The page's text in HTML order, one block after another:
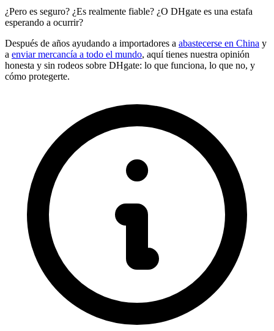
¿Pero es seguro? ¿Es realmente fiable? ¿O DHgate es una estafa
esperando a ocurrir?
Después de años ayudando a importadores a abastecerse en China y
a enviar mercancía a todo el mundo, aquí tienes nuestra opinión
honesta y sin rodeos sobre DHgate: lo que funciona, lo que no, y
cómo protegerte.